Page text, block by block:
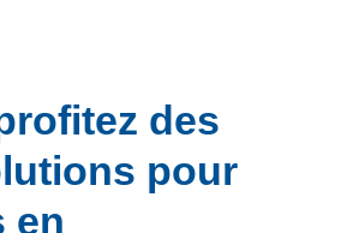
des
pour
en